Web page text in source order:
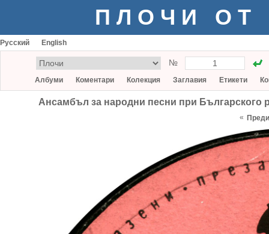
ПЛОЧИ ОТ
Русский English
№
Албуми Коментари Колекция Заглавия Етикети
Ансамбъл за народни песни при Българского
«